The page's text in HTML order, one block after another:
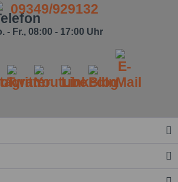
09349/929132
- Fr., 08:00 - 17:00 Uhr